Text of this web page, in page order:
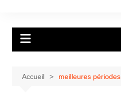
Accueil meilleures périodes